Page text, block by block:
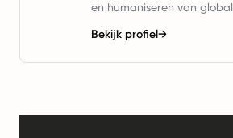
en humaniseren van
Bekijk profiel→